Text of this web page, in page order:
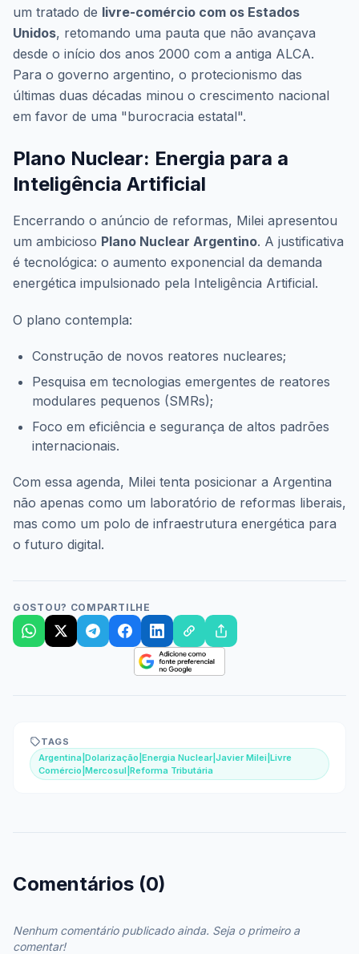
um tratado de livre-comércio com os Estados
Unidos, retomando uma pauta que não avançava
desde o início dos anos 2000 com a antiga ALCA.
Para o governo argentino, o protecionismo das
últimas duas décadas minou o crescimento nacional
em favor de uma "burocracia estatal".
Plano Nuclear: Energia para a
Inteligência Artificial
Encerrando o anúncio de reformas, Milei apresentou
um ambicioso Plano Nuclear Argentino. A justificativa
é tecnológica: o aumento exponencial da demanda
energética impulsionado pela Inteligência Artificial.
O plano contempla:
Construção de novos reatores nucleares;
Pesquisa em tecnologias emergentes de reatores
modulares pequenos (SMRs);
Foco em eficiência e segurança de altos padrões
internacionais.
Com essa agenda, Milei tenta posicionar a Argentina
não apenas como um laboratório de reformas liberais,
mas como um polo de infraestrutura energética para
o futuro digital.
GOSTOU? COMPARTILHE
TAGS
Argentina|Dolarização|Energia Nuclear|Javier Milei|Livre
Comércio|Mercosul|Reforma Tributária
Comentários (0)
Nenhum comentário publicado ainda. Seja o primeiro a
comentar!